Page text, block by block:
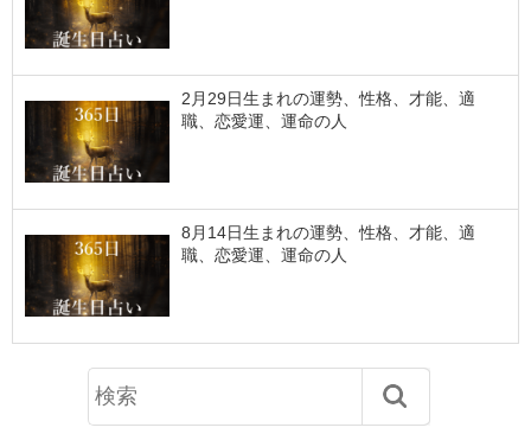
2月29日生まれの運勢、性格、才能、適
職、恋愛運、運命の人
8月14日生まれの運勢、性格、才能、適
職、恋愛運、運命の人